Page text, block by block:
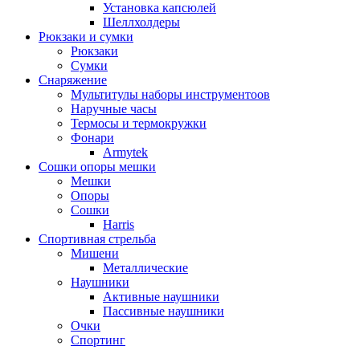
Установка капсюлей
Шеллхолдеры
Рюкзаки и сумки
Рюкзаки
Сумки
Снаряжение
Мультитулы наборы инструментоов
Наручные часы
Термосы и термокружки
Фонари
Armytek
Сошки опоры мешки
Мешки
Опоры
Сошки
Harris
Спортивная стрельба
Мишени
Металлические
Наушники
Активные наушники
Пассивные наушники
Очки
Спортинг